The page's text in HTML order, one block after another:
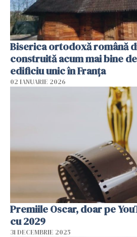
Biserica ortodoxă română
construită acum mai bine
edificiu unic în Franţa
02 IANUARIE 2026
Premiile Oscar, doar pe
cu 2029
31 DECEMBRIE 2025